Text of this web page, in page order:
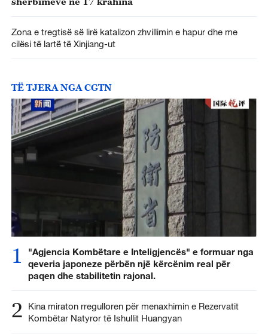
Zona e tregtisë së lirë katalizon zhvillimin e hapur dhe me
cilësi të lartë të Xinjiang-ut
TË TJERA NGA CGTN
1
"Agjencia Kombëtare e Inteligjencës" e formuar nga
qeveria japoneze përbën një kërcënim real për
paqen dhe stabilitetin rajonal.
2
Kina miraton rregulloren për menaxhimin e Rezervatit
Kombëtar Natyror të Ishullit Huangyan